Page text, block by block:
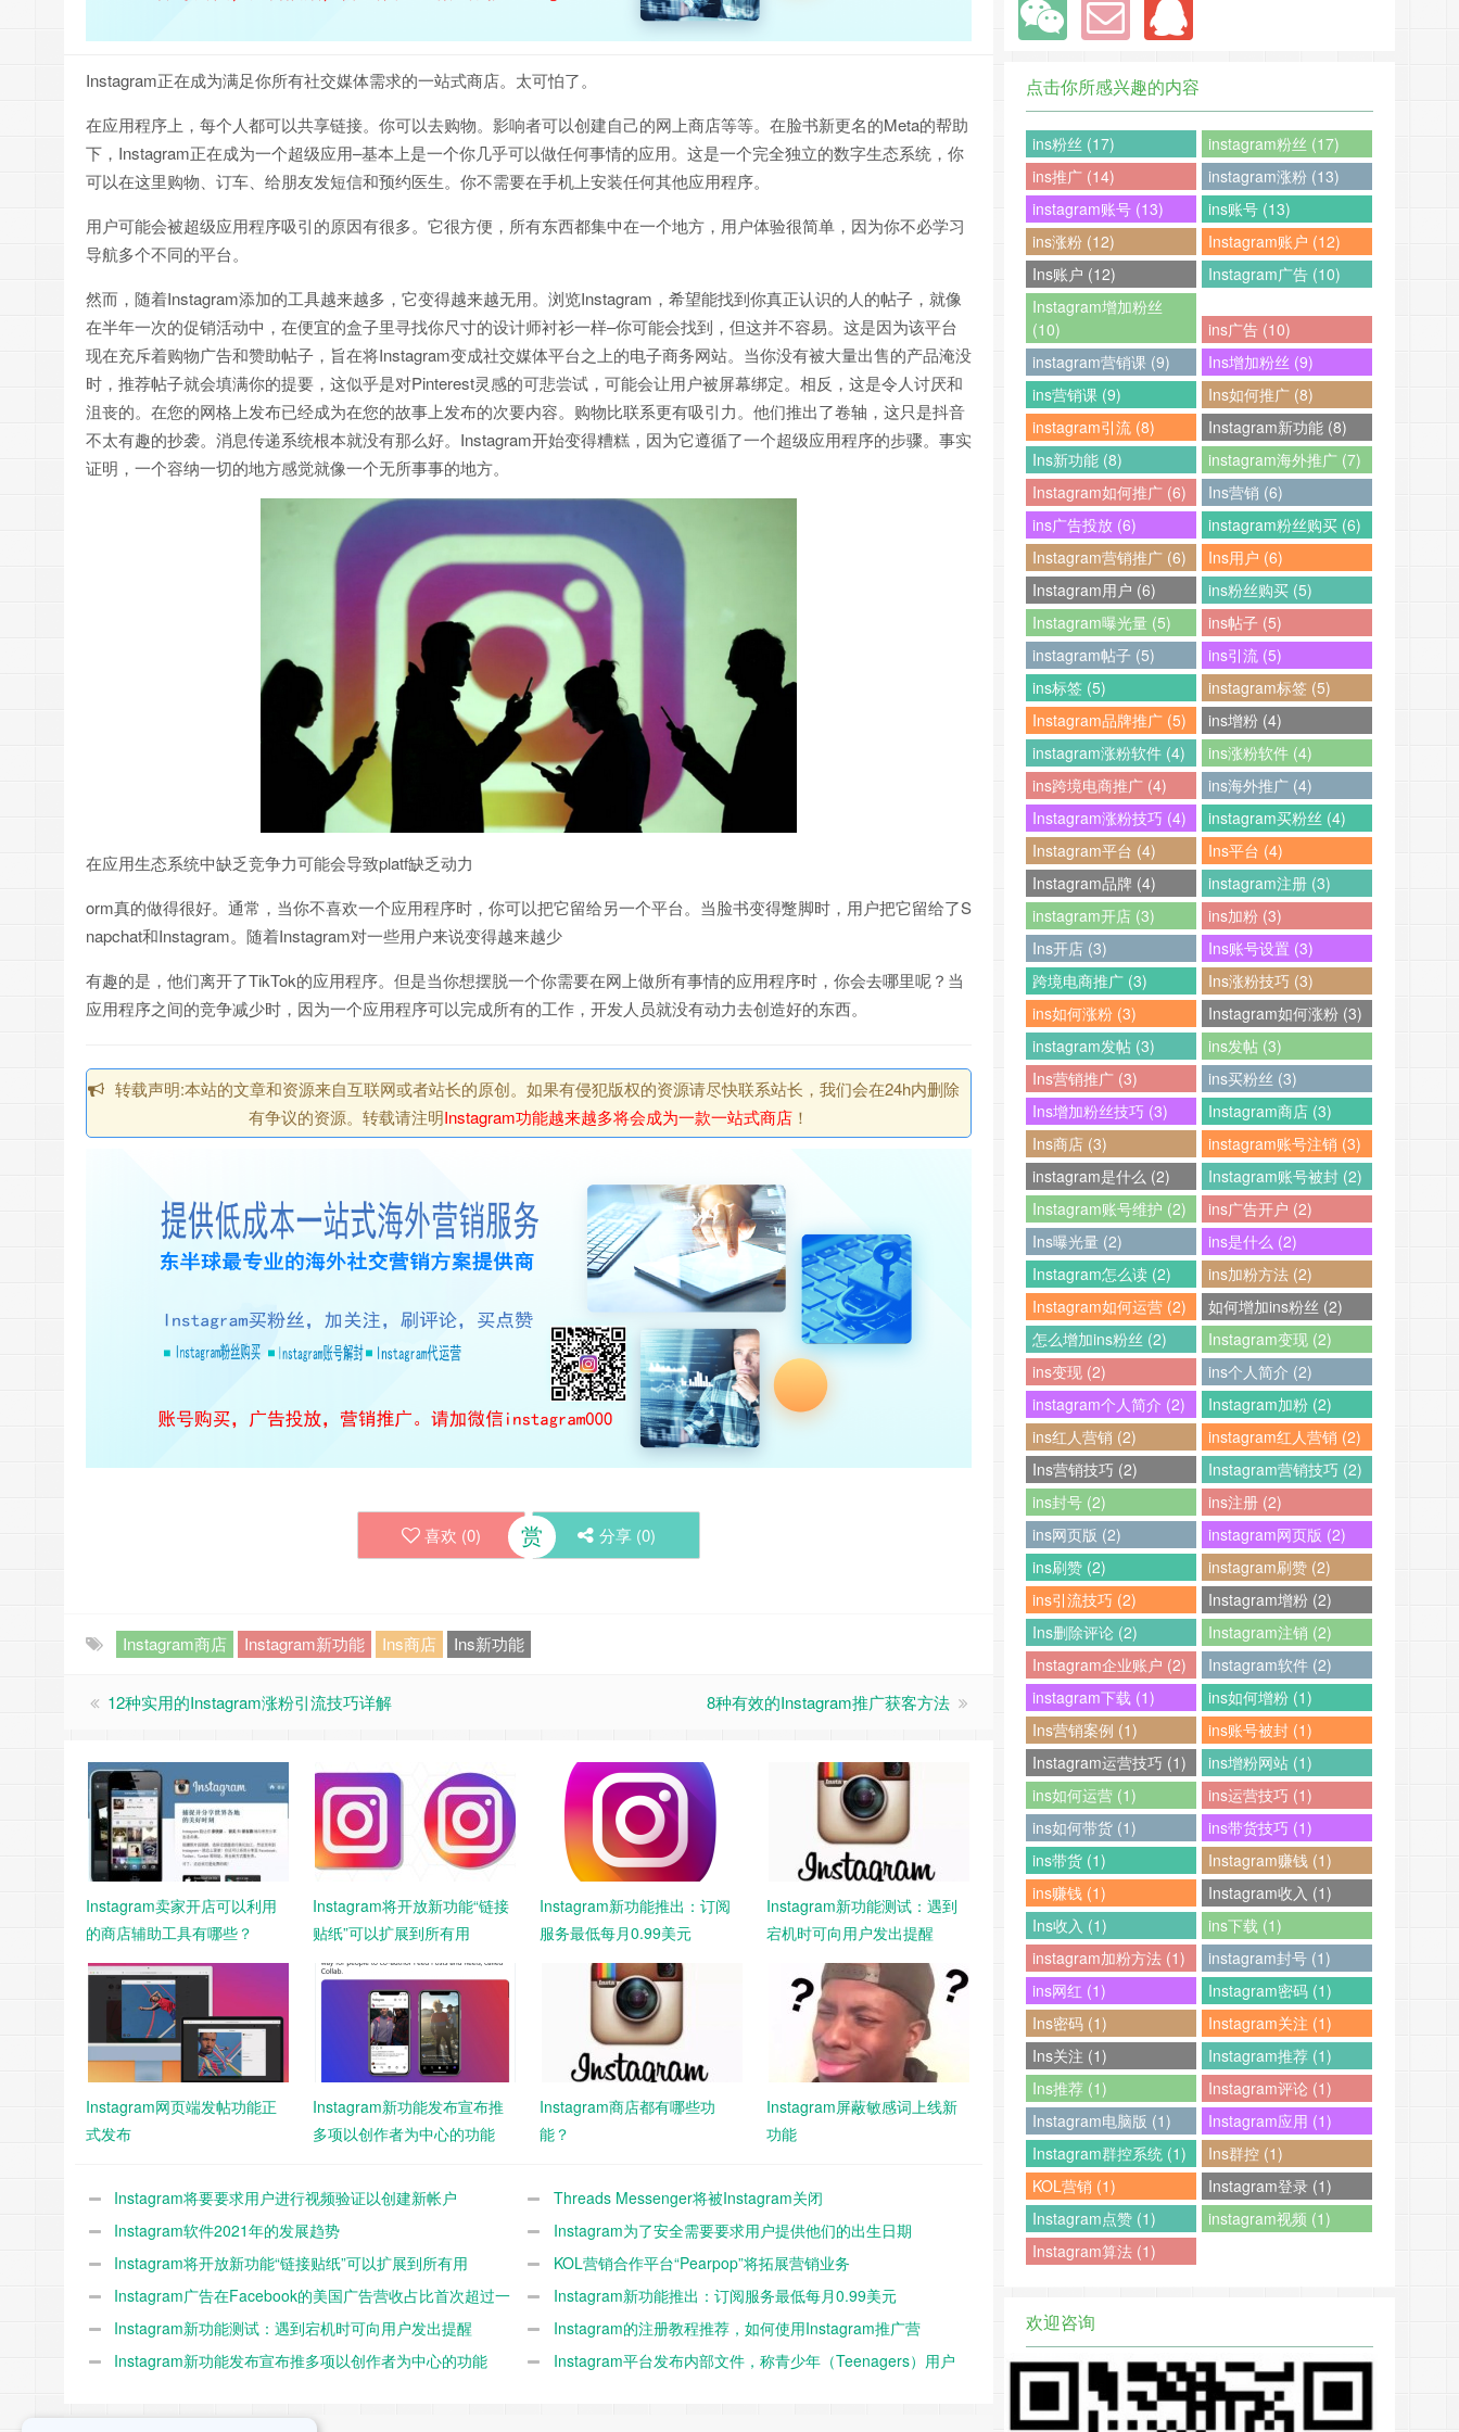
Instagram正在成为满足你所有社交媒体需求的一站式商店。太可怕了。
在应用程序上，每个人都可以共享链接。你可以去购物。影响者可以创建自己的网上商店等等。在脸书新更名的Meta的帮助
下，Instagram正在成为一个超级应用–基本上是一个你几乎可以做任何事情的应用。这是一个完全独立的数字生态系统，你
可以在这里购物、订车、给朋友发短信和预约医生。你不需要在手机上安装任何其他应用程序。
用户可能会被超级应用程序吸引的原因有很多。它很方便，所有东西都集中在一个地方，用户体验很简单，因为你不必学习
导航多个不同的平台。
然而，随着Instagram添加的工具越来越多，它变得越来越无用。浏览Instagram，希望能找到你真正认识的人的帖子，就像
在半年一次的促销活动中，在便宜的盒子里寻找你尺寸的设计师衬衫一样–你可能会找到，但这并不容易。这是因为该平台
现在充斥着购物广告和赞助帖子，旨在将Instagram变成社交媒体平台之上的电子商务网站。当你没有被大量出售的产品淹没
时，推荐帖子就会填满你的提要，这似乎是对Pinterest灵感的可悲尝试，可能会让用户被屏幕绑定。相反，这是令人讨厌和
沮丧的。在您的网格上发布已经成为在您的故事上发布的次要内容。购物比联系更有吸引力。他们推出了卷轴，这只是抖音
不太有趣的抄袭。消息传递系统根本就没有那么好。Instagram开始变得糟糕，因为它遵循了一个超级应用程序的步骤。事实
证明，一个容纳一切的地方感觉就像一个无所事事的地方。
在应用生态系统中缺乏竞争力可能会导致platf缺乏动力
orm真的做得很好。通常，当你不喜欢一个应用程序时，你可以把它留给另一个平台。当脸书变得蹩脚时，用户把它留给了S
napchat和Instagram。随着Instagram对一些用户来说变得越来越少
有趣的是，他们离开了TikTok的应用程序。但是当你想摆脱一个你需要在网上做所有事情的应用程序时，你会去哪里呢？当
应用程序之间的竞争减少时，因为一个应用程序可以完成所有的工作，开发人员就没有动力去创造好的东西。
转载声明:本站的文章和资源来自互联网或者站长的原创。如果有侵犯版权的资源请尽快联系站长，我们会在24h内删除
有争议的资源。转载请注明Instagram功能越来越多将会成为一款一站式商店 ！
喜欢 (0) 赏 分享 (0)
Instagram商店 Instagram新功能 Ins商店 Ins新功能
12种实用的Instagram涨粉引流技巧详解 8种有效的Instagram推广获客方法
Instagram卖家开店可以利用
的商店辅助工具有哪些？
Instagram将开放新功能“链接
贴纸”可以扩展到所有用
Instagram新功能推出：订阅
服务最低每月0.99美元
Instagram新功能测试：遇到
宕机时可向用户发出提醒
Instagram网页端发帖功能正
式发布
Instagram新功能发布宣布推
多项以创作者为中心的功能
Instagram商店都有哪些功
能？
Instagram屏蔽敏感词上线新
功能
Instagram将要要求用户进行视频验证以创建新帐户
Threads Messenger将被Instagram关闭
Instagram软件2021年的发展趋势
Instagram为了安全需要要求用户提供他们的出生日期
Instagram将开放新功能“链接贴纸”可以扩展到所有用
KOL营销合作平台“Pearpop”将拓展营销业务
到“Instagram”上
Instagram广告在Facebook的美国广告营收占比首次超过一
半
Instagram新功能推出：订阅服务最低每月0.99美元
Instagram新功能测试：遇到宕机时可向用户发出提醒
Instagram的注册教程推荐，如何使用Instagram推广营
销？
Instagram新功能发布宣布推多项以创作者为中心的功能
Instagram平台发布内部文件，称青少年（Teenagers）用户
点击你所感兴趣的内容
ins粉丝 (17)
instagram粉丝 (17)
ins推广 (14)
instagram涨粉 (13)
instagram账号 (13)
ins账号 (13)
ins涨粉 (12)
Instagram账户 (12)
Ins账户 (12)
Instagram广告 (10)
Instagram增加粉丝
(10)
ins广告 (10)
instagram营销课 (9)
Ins增加粉丝 (9)
ins营销课 (9)
Ins如何推广 (8)
instagram引流 (8)
Instagram新功能 (8)
Ins新功能 (8)
instagram海外推广 (7)
Instagram如何推广 (6)
Ins营销 (6)
ins广告投放 (6)
instagram粉丝购买 (6)
Instagram营销推广 (6)
Ins用户 (6)
Instagram用户 (6)
ins粉丝购买 (5)
Instagram曝光量 (5)
ins帖子 (5)
instagram帖子 (5)
ins引流 (5)
ins标签 (5)
instagram标签 (5)
Instagram品牌推广 (5)
ins增粉 (4)
instagram涨粉软件 (4)
ins涨粉软件 (4)
ins跨境电商推广 (4)
ins海外推广 (4)
Instagram涨粉技巧 (4)
instagram买粉丝 (4)
Instagram平台 (4)
Ins平台 (4)
Instagram品牌 (4)
instagram注册 (3)
instagram开店 (3)
ins加粉 (3)
Ins开店 (3)
Ins账号设置 (3)
跨境电商推广 (3)
Ins涨粉技巧 (3)
ins如何涨粉 (3)
Instagram如何涨粉 (3)
instagram发帖 (3)
ins发帖 (3)
Ins营销推广 (3)
ins买粉丝 (3)
Ins增加粉丝技巧 (3)
Instagram商店 (3)
Ins商店 (3)
instagram账号注销 (3)
instagram是什么 (2)
Instagram账号被封 (2)
Instagram账号维护 (2)
ins广告开户 (2)
Ins曝光量 (2)
ins是什么 (2)
Instagram怎么读 (2)
ins加粉方法 (2)
Instagram如何运营 (2)
如何增加ins粉丝 (2)
怎么增加ins粉丝 (2)
Instagram变现 (2)
ins变现 (2)
ins个人简介 (2)
instagram个人简介 (2)
Instagram加粉 (2)
ins红人营销 (2)
instagram红人营销 (2)
Ins营销技巧 (2)
Instagram营销技巧 (2)
ins封号 (2)
ins注册 (2)
ins网页版 (2)
instagram网页版 (2)
ins刷赞 (2)
instagram刷赞 (2)
ins引流技巧 (2)
Instagram增粉 (2)
Ins删除评论 (2)
Instagram注销 (2)
Instagram企业账户 (2)
Instagram软件 (2)
instagram下载 (1)
ins如何增粉 (1)
Ins营销案例 (1)
ins账号被封 (1)
Instagram运营技巧 (1)
ins增粉网站 (1)
ins如何运营 (1)
ins运营技巧 (1)
ins如何带货 (1)
ins带货技巧 (1)
ins带货 (1)
Instagram赚钱 (1)
ins赚钱 (1)
Instagram收入 (1)
Ins收入 (1)
ins下载 (1)
instagram加粉方法 (1)
instagram封号 (1)
ins网红 (1)
Instagram密码 (1)
Ins密码 (1)
Instagram关注 (1)
Ins关注 (1)
Instagram推荐 (1)
Ins推荐 (1)
Instagram评论 (1)
Instagram电脑版 (1)
Instagram应用 (1)
Instagram群控系统 (1)
Ins群控 (1)
KOL营销 (1)
Instagram登录 (1)
Instagram点赞 (1)
instagram视频 (1)
Instagram算法 (1)
欢迎咨询